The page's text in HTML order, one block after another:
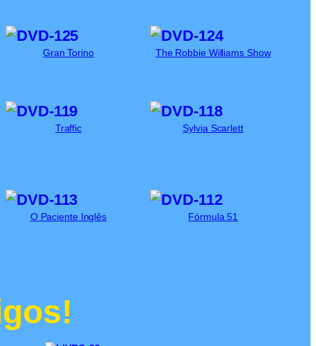
Gran Torino The Robbie Williams Show
Traffic Sylvia Scarlett
O Paciente Inglês Fórmula 51